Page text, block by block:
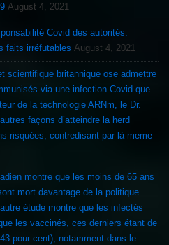
August 4, 2021
Covid des autorités:
faits irréfutables August 4, 2021
scientifique britannique ose admettre
via une infection Covid que
de la technologie ARNm, le Dr.
façons d’atteindre la herd
risquées, contredisant par là meme
montre que les moins de 65 ans
mort davantage de la politique
étude montre que les infectés
les vaccinés, ces derniers étant de
pour-cent), notamment dans le